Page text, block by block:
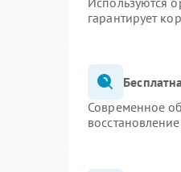
гарантирует
Современное